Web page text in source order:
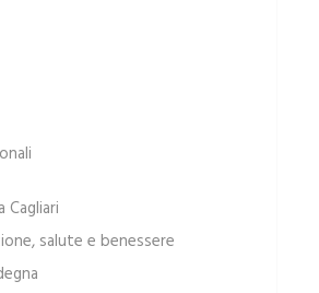
Cagliari
salute e benessere